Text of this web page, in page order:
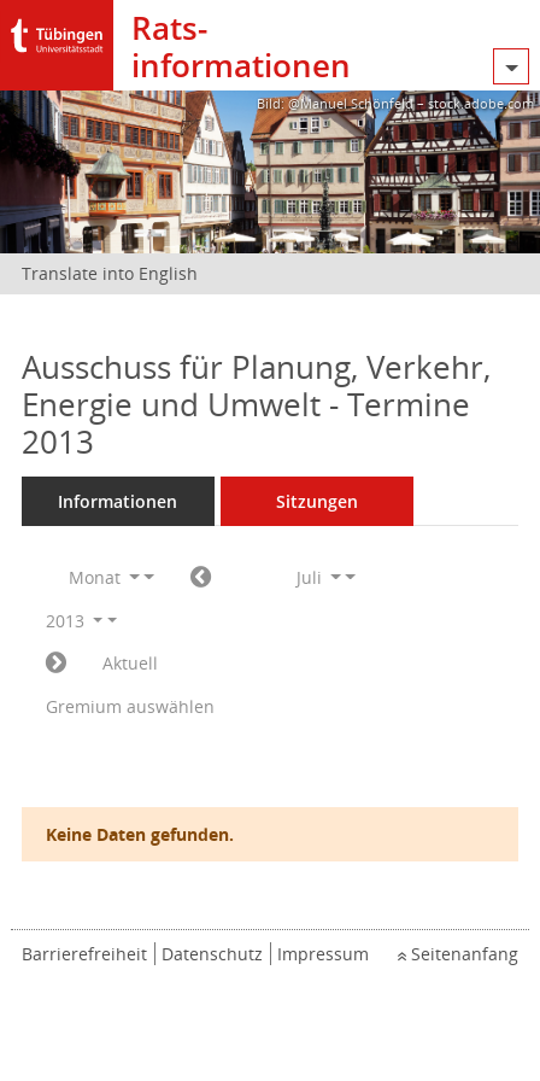
Rats­
informationen
Bild: @Manuel Schönfeld – stock.adobe.com
Translate into English
Ausschuss für Planung, Verkehr,
Energie und Umwelt - Termine
2013
Informationen Sitzungen
Monat
Juli
2013
Aktuell
Gremium auswählen
Keine Daten gefunden.
Barrierefreiheit Datenschutz Impressum Seitenanfang